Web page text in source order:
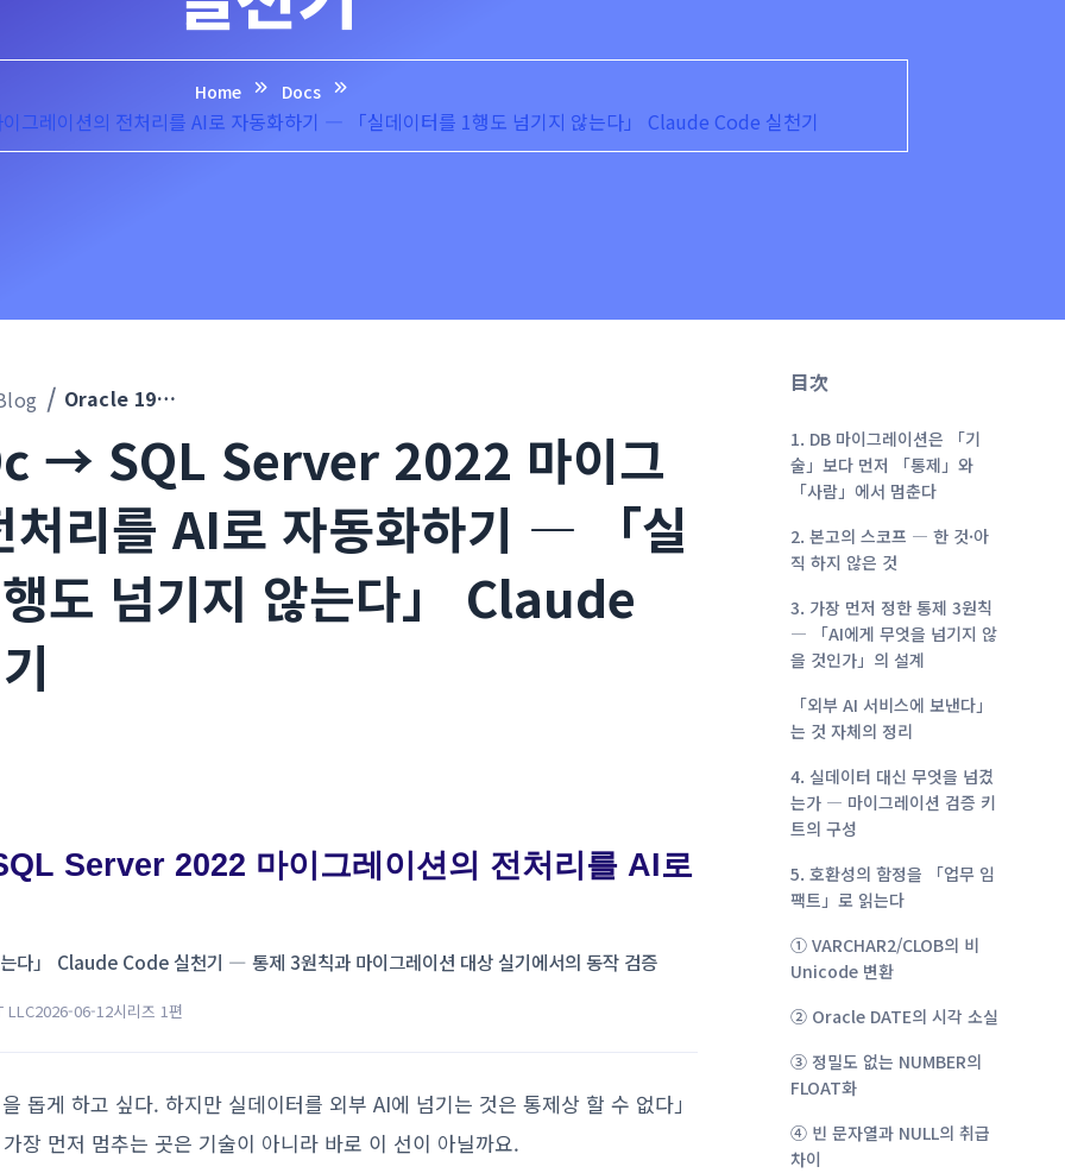
Home Docs
레이션의 전처리를 AI로 자동화하기 ― 「실데이터를 1행도 넘기지 않는다」 Claude Code 실천기
Oracle 19c → SQL Server 2022 마이그레이션의 전처리를 AI로 자동화하기 ― 「실데이터를 1행도 넘기지 않는다」 Claude Code 실천기
→ SQL Server 2022 마이그
처리를 AI로 자동화하기 ― 「실
도 넘기지 않는다」 Claude
Server 2022 마이그레이션의 전처리를 AI로
다」 Claude Code 실천기 ― 통제 3원칙과 마이그레이션 대상 실기에서의 동작 검증
LLC2026-06-12시리즈 1편
돕게 하고 싶다. 하지만 실데이터를 외부 AI에 넘기는 것은 통제상 할 수 없다」
가장 먼저 멈추는 곳은 기술이 아니라 바로 이 선이 아닐까요.
目次
1. DB 마이그레이션은 「기
술」보다 먼저 「통제」와
「사람」에서 멈춘다
2. 본고의 스코프 ― 한 것·아
직 하지 않은 것
3. 가장 먼저 정한 통제 3원칙
― 「AI에게 무엇을 넘기지 않
을 것인가」의 설계
「외부 AI 서비스에 보낸다」
는 것 자체의 정리
4. 실데이터 대신 무엇을 넘겼
는가 ― 마이그레이션 검증 키
트의 구성
5. 호환성의 함정을 「업무 임
팩트」로 읽는다
① VARCHAR2/CLOB의 비
Unicode 변환
② Oracle DATE의 시각 소실
③ 정밀도 없는 NUMBER의
FLOAT화
④ 빈 문자열과 NULL의 취급
차이